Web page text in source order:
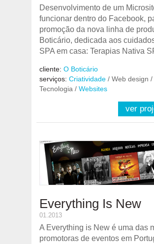
Desenvolvimento de um
funcionar dentro do Facebook,
promoção da nova linha de
Boticário, dedicada aos
SPA em casa: Terapias Nativa
cliente: O Boticário
serviços: Criatividade / Web design /
Tecnologia / Websites
ver
Everything Is New
01.2013
A Everything is New é uma das
promotoras de eventos em